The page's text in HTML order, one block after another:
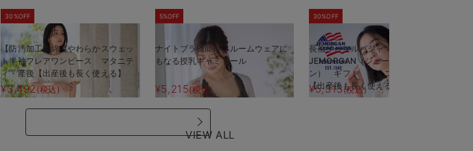
30%OFF
【防汚加工】綿混やわらかスウェッ
ト半袖フレアワンピース マタニテ
ィ・産後【出産後も長く使える】
¥3,492(税込)
5%OFF
ナイトブラ機能付 ルームウェアに
もなる授乳キャミソール
¥5,215(税込)
30%OFF
長袖サーマルパジャマ3点セット
JEMORGAN（ジェーイーモーガ
ン） ギフト マタニティ・産後
【出産後も長く使える】
¥5,313 (税込)
VIEW ALL